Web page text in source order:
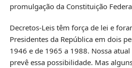
promulgação da Constituição
Decretos-Leis têm força de lei e
Presidentes da República em dois
1946 e de 1965 a 1988. Nossa
prevê essa possibilidade. Mas